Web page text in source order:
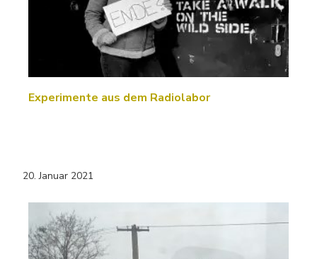
Experimente aus dem Radiolabor
20. Januar 2021